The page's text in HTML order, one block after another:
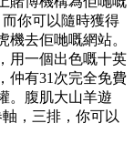
而你可以隨時獲得
去佢哋嘅網站。
用一個出色嘅十英
仲有31次完全免費
。腹肌大山羊遊
，三排，你可以